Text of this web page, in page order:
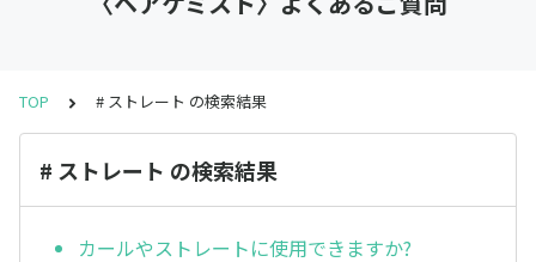
TOP # ストレート の検索結果
# ストレート の検索結果
カールやストレートに使用できますか?